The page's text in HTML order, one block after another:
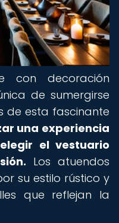
con decoración
de sumergirse
de esta fascinante
una experiencia
el vestuario
Los atuendos
su estilo rústico y
que reflejan la